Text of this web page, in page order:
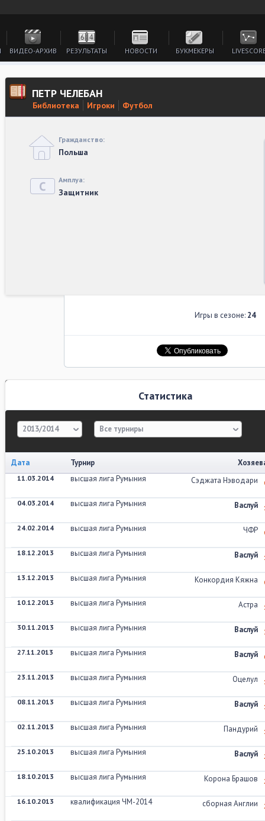
ВИДЕО-АРХИВ РЕЗУЛЬТАТЫ НОВОСТИ БУКМЕКЕРЫ
ПЕТР ЧЕЛЕБАН
Библиотека Игроки Футбол
Гражданство:
Польша
Амплуа:
Защитник
Игры в сезоне: 24
Статистика
2013/2014 Все турниры
Дата Турнир
11.03.2014 высшая лига Румыния Сэджата Нэводари
04.03.2014 высшая лига Румыния Васлуй
24.02.2014 высшая лига Румыния ЧФР
18.12.2013 высшая лига Румыния Васлуй
13.12.2013 высшая лига Румыния Конкордия Кяжна
10.12.2013 высшая лига Румыния Астра
30.11.2013 высшая лига Румыния Васлуй
27.11.2013 высшая лига Румыния Васлуй
23.11.2013 высшая лига Румыния Оцелул
08.11.2013 высшая лига Румыния Васлуй
02.11.2013 высшая лига Румыния Пандурий
25.10.2013 высшая лига Румыния Васлуй
18.10.2013 высшая лига Румыния Корона Брашов
16.10.2013 квалификация ЧМ-2014 сборная Англии